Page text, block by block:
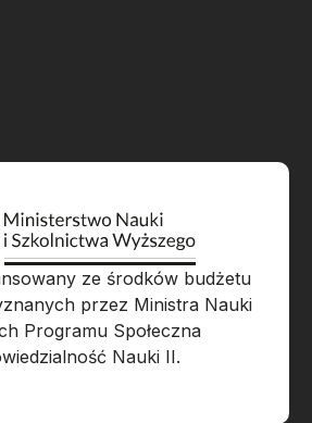
ze środków budżetu
przez Ministra Nauki
Programu Społeczna
Nauki II.